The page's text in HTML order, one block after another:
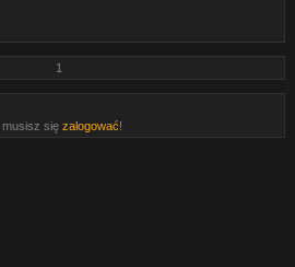
1
się zalogować!